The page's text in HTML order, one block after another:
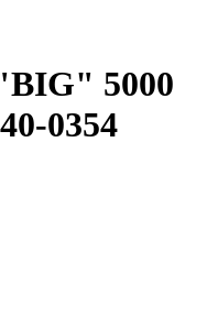
5000
0354